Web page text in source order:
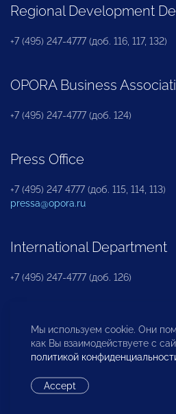
Regional Development
+7 (495) 247-4777 (доб. 116, 117, 132)
OPORA Business
+7 (495) 247-4777 (доб. 124)
Press Office
+7 (495) 247 4777 (доб. 115, 114, 113)
pressa@opora.ru
International Department
+7 (495) 247-4777 (доб. 126)
Business and
Department
Мы используем cookie. Они
как Вы взаимодействуете с
политикой
Accept